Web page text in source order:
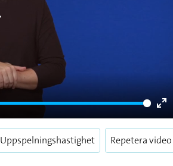
Uppspelningshastighet Repetera video